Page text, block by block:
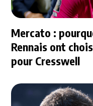
Mercato :
Rennais ont
pour Cresswell